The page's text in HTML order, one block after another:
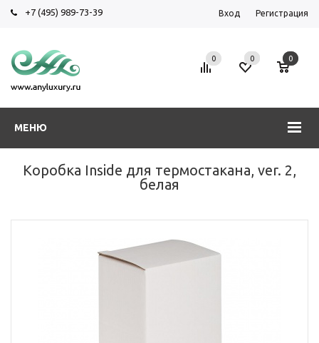
+7 (495) 989-73-39 Вход Регистрация
МЕНЮ
0 0 0
Коробка Inside для термостакана, ver. 2,
белая